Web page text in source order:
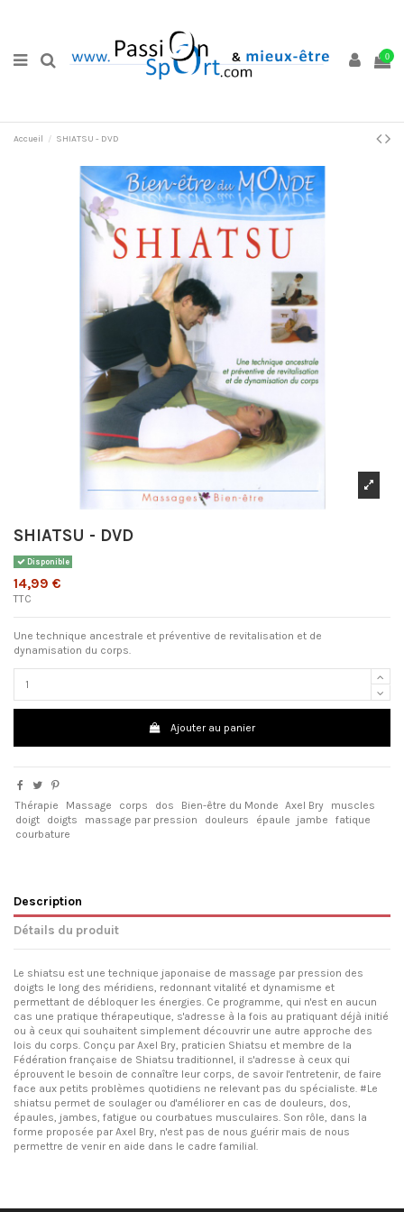
0
Accueil SHIATSU - DVD
SHIATSU - DVD
Disponible
14,99 €
TTC
Une technique ancestrale et préventive de revitalisation et de
dynamisation du corps.
Ajouter au panier
Thérapie Massage corps dos Bien-être du Monde Axel Bry
muscles
doigt
doigts massage par pression douleurs épaule jambe
fatique
courbature
Description
Détails du produit
Le shiatsu est une technique japonaise de massage par pression des
doigts le long des méridiens, redonnant vitalité et dynamisme et
permettant de débloquer les énergies. Ce programme, qui n'est en aucun
cas une pratique thérapeutique, s'adresse à la fois au pratiquant déjà initié
ou à ceux qui souhaitent simplement découvrir une autre approche des
lois du corps. Conçu par Axel Bry, praticien Shiatsu et membre de la
Fédération française de Shiatsu traditionnel, il s'adresse à ceux qui
éprouvent le besoin de connaître leur corps, de savoir l'entretenir, de faire
face aux petits problèmes quotidiens ne relevant pas du spécialiste. #Le
shiatsu permet de soulager ou d'améliorer en cas de douleurs, dos,
épaules, jambes, fatigue ou courbatues musculaires. Son rôle, dans la
forme proposée par Axel Bry, n'est pas de nous guérir mais de nous
permettre de venir en aide dans le cadre familial.